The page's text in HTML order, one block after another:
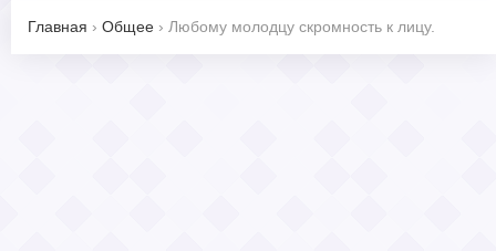
Главная › Общее › Любому молодцу скромность к лицу.